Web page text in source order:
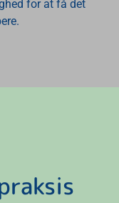
for at få det